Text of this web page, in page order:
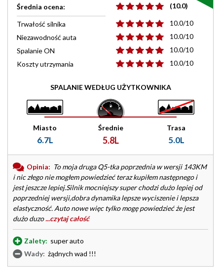
Średnia ocena: (10.0)
Trwałość silnika
10.0/10
Niezawodność auta
10.0/10
Spalanie ON
10.0/10
Koszty utrzymania
10.0/10
SPALANIE WEDŁUG UŻYTKOWNIKA
Miasto
6.7L
Średnie
5.8L
Trasa
5.0L
Opinia: To moja druga Q5-tka poprzednia w wersji 143KM
i nic złego nie mogłem powiedzieć teraz kupiłem następnego i
jest jeszcze lepiej.Silnik mocniejszy super chodzi dużo lepiej od
poprzedniej wersji,dobra dynamika lepsze wyciszenie i lepsza
elastyczność. Auto nowe więc tylko mogę powiedzieć że jest
dużo duzo...czytaj całość
Zalety: super auto
Wady: żądnych wad !!!